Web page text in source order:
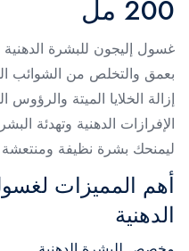
200 مل
غسول إليجون للبشرة
بعمق والتخلص من الشوائب
إزالة الخلايا الميتة والرؤوس
الإفرازات الدهنية وتهدئة
ليمنحك بشرة نظيفة ومنتعشة
أهم المميزات
الدهنية